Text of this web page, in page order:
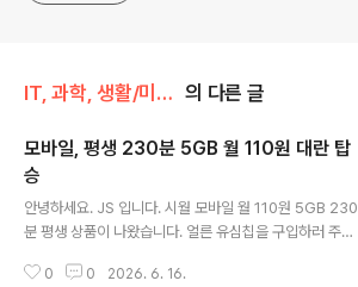
IT, 과학, 생활/미세먼지, 생활 의 다른 글
모바일, 평생 230분 5GB 월 110원 대란 탑
승
안녕하세요. JS 입니다. 시월 모바일 월 110원 5GB 230
분 평생 상품이 나왔습니다. 얼른 유심칩을 구입하러 주변
인할 수 있습니다.2개 구입! 성공 유심이 없으면, 가입이 불
0 0 2026. 6. 16.